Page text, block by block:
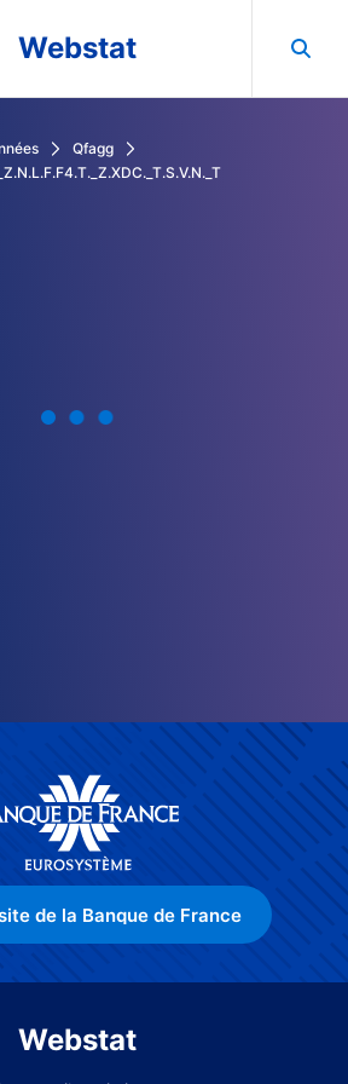
navigation
Webstat
Qfagg
de la Banque de France
Webstat